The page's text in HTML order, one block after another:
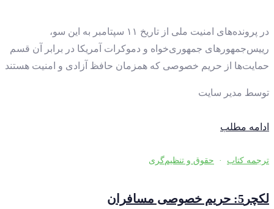
در پرونده‌های امنیت ملی از تاریخ ۱۱ سپتامبر به این سو،
رییس‌جمهورهای جمهوری‌خواه و دموکرات آمریکا در برابر آن قسم
حمایت‌ها از حریم خصوصی که همزمان حافظ آزادی و امنیت هستند
توسط مدیر سایت
ادامه مطلب
ترجمه کتاب · حقوق و تنظیم‌گری
لکچر5: حریم خصوصی مسافران